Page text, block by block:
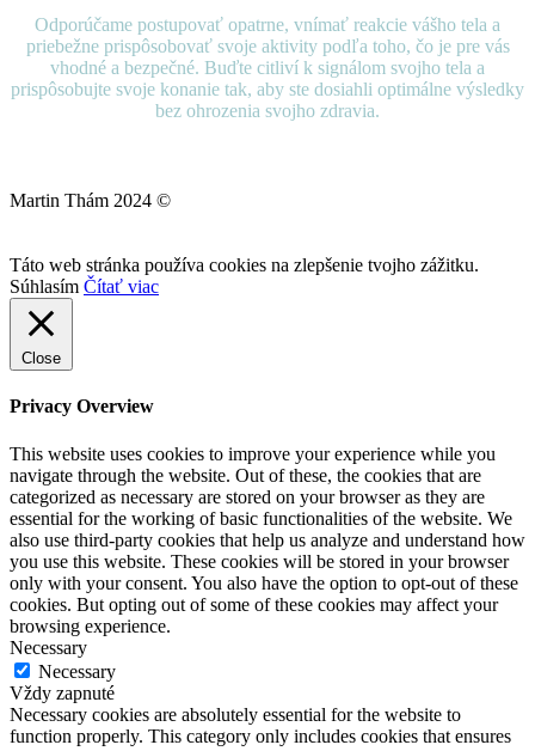
Odporúčame postupovať opatrne, vnímať reakcie vášho tela a
priebežne prispôsobovať svoje aktivity podľa toho, čo je pre vás
vhodné a bezpečné. Buďte citliví k signálom svojho tela a
prispôsobujte svoje konanie tak, aby ste dosiahli optimálne výsledky
bez ohrozenia svojho zdravia.
Martin Thám 2024 ©
Táto web stránka používa cookies na zlepšenie tvojho zážitku.
Súhlasím Čítať viac
Close
Privacy Overview
This website uses cookies to improve your experience while you
navigate through the website. Out of these, the cookies that are
categorized as necessary are stored on your browser as they are
essential for the working of basic functionalities of the website. We
also use third-party cookies that help us analyze and understand how
you use this website. These cookies will be stored in your browser
only with your consent. You also have the option to opt-out of these
cookies. But opting out of some of these cookies may affect your
browsing experience.
Necessary
Necessary
Vždy zapnuté
Necessary cookies are absolutely essential for the website to
function properly. This category only includes cookies that ensures